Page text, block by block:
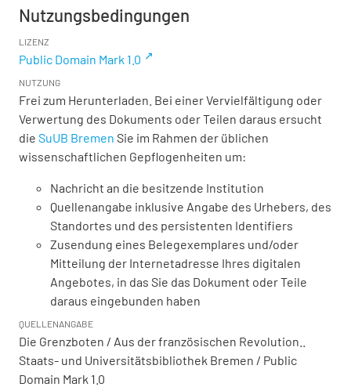
Nutzungsbedingungen
LIZENZ
Public Domain Mark 1.0
NUTZUNG
Frei zum Herunterladen. Bei einer Vervielfältigung oder
Verwertung des Dokuments oder Teilen daraus ersucht
die SuUB Bremen Sie im Rahmen der üblichen
wissenschaftlichen Gepflogenheiten um:
Nachricht an die besitzende Institution
Quellenangabe inklusive Angabe des Urhebers, des
Standortes und des persistenten Identifiers
Zusendung eines Belegexemplares und/oder
Mitteilung der Internetadresse Ihres digitalen
Angebotes, in das Sie das Dokument oder Teile
daraus eingebunden haben
QUELLENANGABE
Die Grenzboten / Aus der französischen Revolution..
Staats- und Universitätsbibliothek Bremen / Public
Domain Mark 1.0